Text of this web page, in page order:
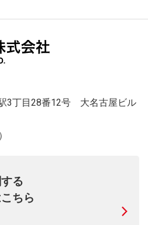
3丁目28番12号 大名古屋ビル
る
ちら